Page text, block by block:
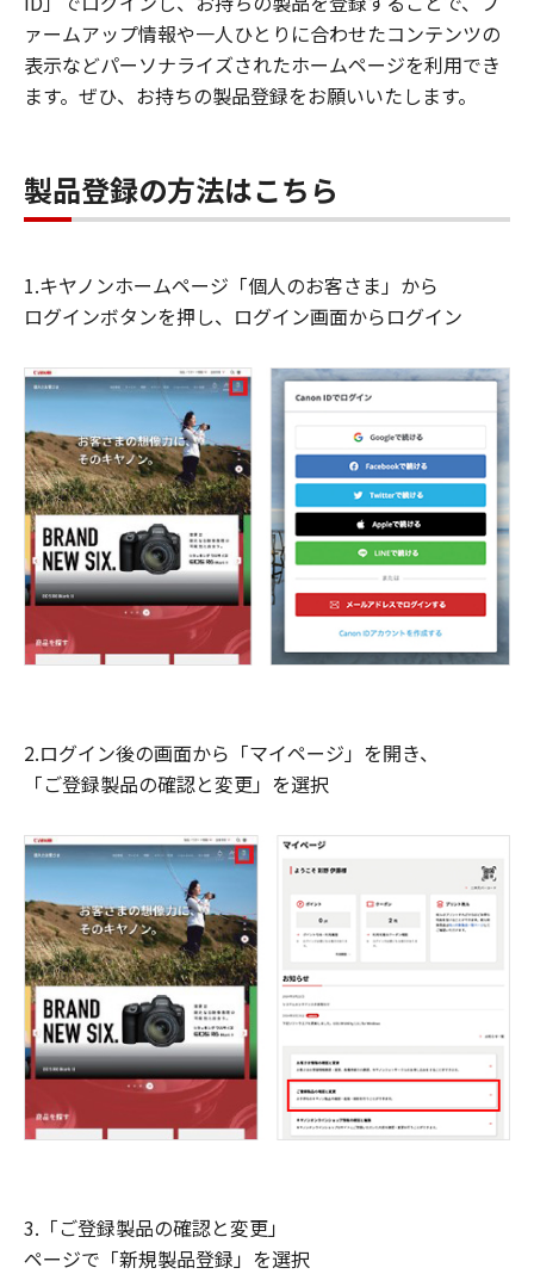
ァームアップ情報や一人ひとりに合わせたコンテンツの
表示などパーソナライズされたホームページを利用でき
ます。ぜひ、お持ちの製品登録をお願いいたします。
製品登録の方法はこちら
1.キヤノンホームページ「個人のお客さま」から
ログインボタンを押し、ログイン画面からログイン
2.ログイン後の画面から「マイページ」を開き、
「ご登録製品の確認と変更」を選択
3.「ご登録製品の確認と変更」
ページで「新規製品登録」を選択